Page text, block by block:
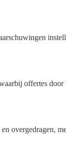
offertes
overgedragen,